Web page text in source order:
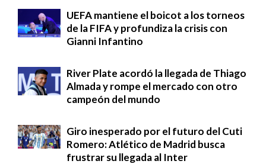
UEFA mantiene el boicot a los torneos
de la FIFA y profundiza la crisis con
Gianni Infantino
River Plate acordó la llegada de Thiago
Almada y rompe el mercado con otro
campeón del mundo
Giro inesperado por el futuro del Cuti
Romero: Atlético de Madrid busca
frustrar su llegada al Inter